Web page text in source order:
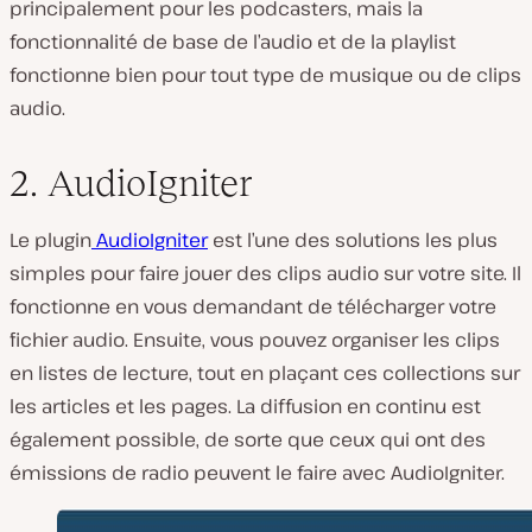
principalement pour les podcasters, mais la
fonctionnalité de base de l’audio et de la playlist
fonctionne bien pour tout type de musique ou de clips
audio.
2. AudioIgniter
Le pluginAudioIgniterest l’une des solutions les plus
simples pour faire jouer des clips audio sur votre site. Il
fonctionne en vous demandant de télécharger votre
fichier audio. Ensuite, vous pouvez organiser les clips
en listes de lecture, tout en plaçant ces collections sur
les articles et les pages. La diffusion en continu est
également possible, de sorte que ceux qui ont des
émissions de radio peuvent le faire avec AudioIgniter.